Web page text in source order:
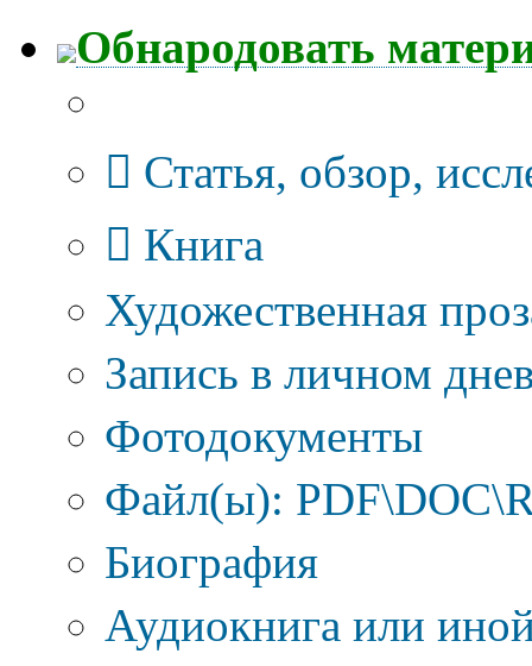
Обнародовать
Статья, обзор,
Книга
Художественная
Запись в личном
Фотодокументы
Файл(ы):
Биография
Аудиокнига или